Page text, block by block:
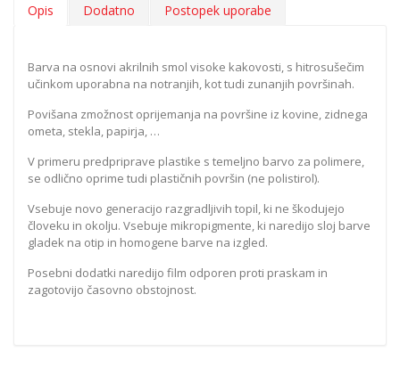
Opis Dodatno Postopek uporabe
Barva na osnovi akrilnih smol visoke kakovosti, s hitrosušečim
učinkom uporabna na notranjih, kot tudi zunanjih površinah.
Povišana zmožnost oprijemanja na površine iz kovine, zidnega
ometa, stekla, papirja, …
V primeru predpriprave plastike s temeljno barvo za polimere,
se odlično oprime tudi plastičnih površin (ne polistirol).
Vsebuje novo generacijo razgradljivih topil, ki ne škodujejo
človeku in okolju. Vsebuje mikropigmente, ki naredijo sloj barve
gladek na otip in homogene barve na izgled.
Posebni dodatki naredijo film odporen proti praskam in
zagotovijo časovno obstojnost.